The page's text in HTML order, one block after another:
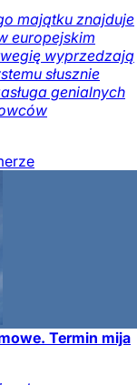
majątku znajduje
europejskim
wyprzedzają
słusznie
genialnych
Termin mija